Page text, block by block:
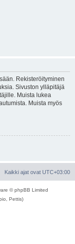
Rekisteröityminen
Sivuston ylläpitäjä
Muista lukea
Muista myös
Kaikki ajat ovat UTC+03:00
© phpBB Limited
Pettis)